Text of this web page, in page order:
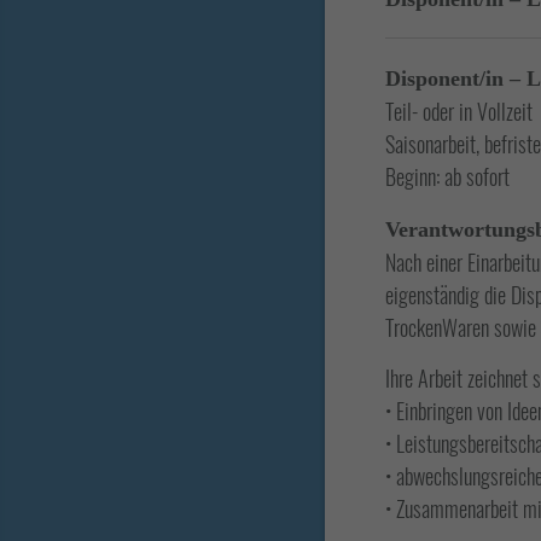
Disponent/in –
Teil- oder in Vollzeit
Saisonarbeit,
Beginn: ab sofort
Nach einer
eigenständig die
TrockenWaren
Ihre Arbeit zeichnet
• Einbringen von
•
•
• Zusammenarbeit